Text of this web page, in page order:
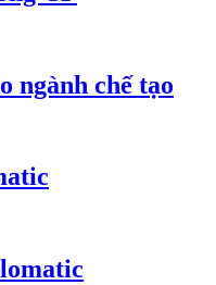
ngành chế tạo